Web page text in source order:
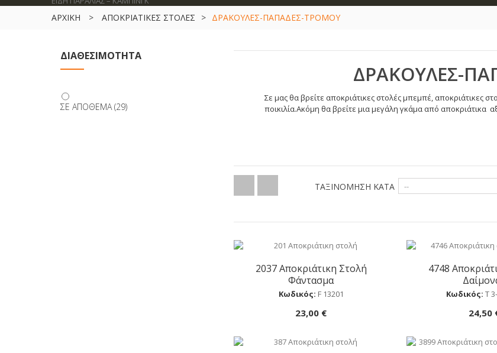
ΑΡΧΙΚΗ > ΑΠΟΚΡΙΑΤΙΚΕΣ ΣΤΟΛΕΣ > ΔΡΑΚΟΥΛΕΣ-ΠΑΠΑΔΕΣ-ΤΡΟΜΟΥ
ΔΙΑΘΕΣΙΜΌΤΗΤΑ
ΣΕ ΑΠΌΘΕΜΑ(29)
ΔΡΑΚΟΥΛΕΣ-
Σε μας θα βρείτε αποκριάτικες στολές μπεμπέ, αποκριάτικες
ποικιλία.Ακόμη θα βρείτε μια μεγάλη γκάμα από αποκριάτικα
ΤΑΞΙΝΌΜΗΣΗ ΚΑΤΆ
Αγορά
2037 Αποκριάτικη Στολή
Φάντασμα
Κωδικός: F 13201
23,00 €
4748
Κωδικός: Τ
24,50